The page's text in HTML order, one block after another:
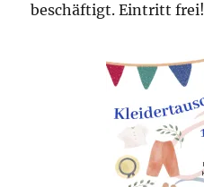
beschäftigt. Eintritt frei!